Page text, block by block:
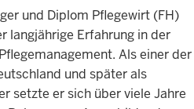
und Diplom Pflegewirt (FH)
langjährige Erfahrung in der
Als einer der
und später als
setzte er sich über viele Jahre